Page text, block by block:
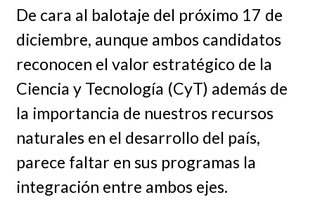
De cara al balotaje del próximo 17 de
diciembre, aunque ambos candidatos
reconocen el valor estratégico de la
Ciencia y Tecnología (CyT) además de
la importancia de nuestros recursos
naturales en el desarrollo del país,
parece faltar en sus programas la
integración entre ambos ejes.